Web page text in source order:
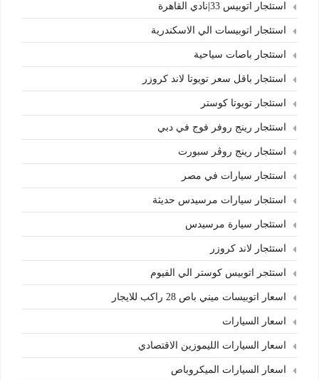
استئجار اتوبيس 33|نادي القاهرة
استئجار اتوبيسات الي الاسكندرية
استئجار باصات سياحية
استئجار باقل سعر تويوتا لاند كروزر
استئجار تويوتا كوستر
استئجار رينج روفر فوج في دبي
استئجار رينج روڤر سبورت
استئجار سيارات في مصر
استئجار سيارات مرسيدس حديثة
استئجار سيارة مرسيدس
استئجار لاند كروزر
استئجر اتوبيس كوستر الي الفيوم
اسعار اتوبيسات ميني باص 28 راكب للايجار
اسعار السيارات
اسعار السيارات الليموزين الاقتصادي
اسعار السيارات الميكروباص